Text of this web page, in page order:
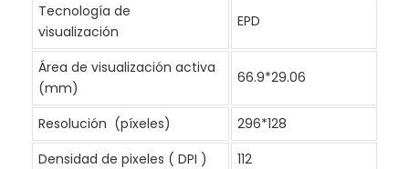
Tecnología de
visualización
EPD
Área de visualización activa
(mm)
66.9*29.06
Resolución (píxeles)
296*128
Densidad de pixeles ( DPI )
112